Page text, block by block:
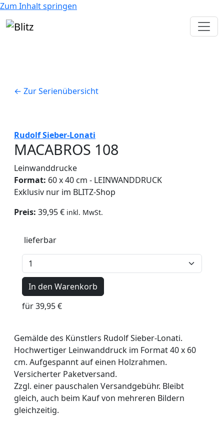
Zum Inhalt springen
← Zur Serienübersicht
Rudolf Sieber-Lonati
MACABROS 108
Leinwanddrucke
Format: 60 x 40 cm - LEINWANDDRUCK
Exklusiv nur im BLITZ-Shop
Preis: 39,95 € inkl. MwSt.
lieferbar
In den Warenkorb
für 39,95 €
Gemälde des Künstlers Rudolf Sieber-Lonati.
Hochwertiger Leinwanddruck im Format 40 x 60
cm. Aufgespannt auf einen Holzrahmen.
Versicherter Paketversand.
Zzgl. einer pauschalen Versandgebühr. Bleibt
gleich, auch beim Kauf von mehreren Bildern
gleichzeitig.